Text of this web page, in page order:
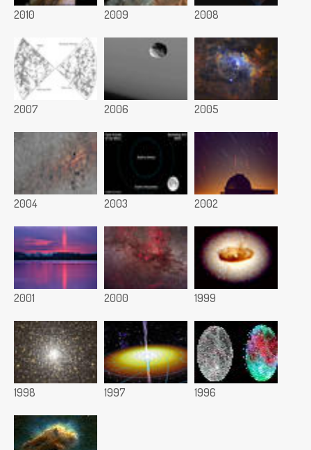
2010 2009 2008
2007 2006 2005
2004 2003 2002
2001 2000 1999
1998 1997 1996